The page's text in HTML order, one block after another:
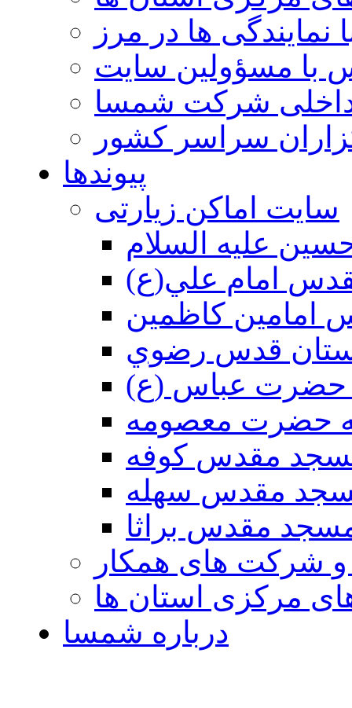
نمایندگی ها در مرز
با مسؤولین سایت
شرکت شمسا
سراسر کشور
پیوندها
سایت اماکن زیارتی
عليه السلام
امام علي(ع)
امامين كاظمين
قدس رضوي
حضرت عباس (ع)
حضرت معصومه
مقدس كوفه
مقدس سهله
مقدس براثا
و شرکت های همکار
مرکزی استان ها
درباره شمسا